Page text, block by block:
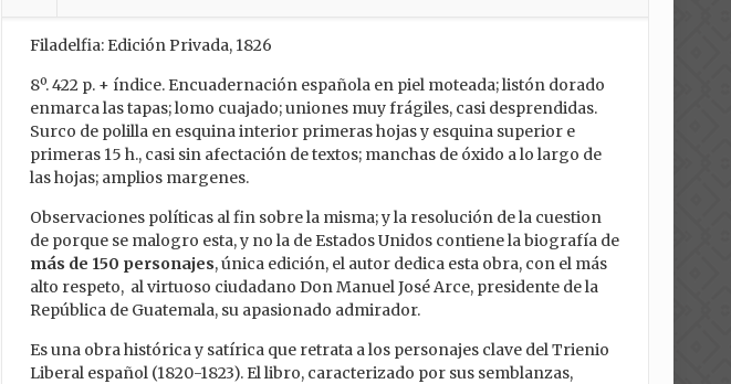
Filadelfia: Edición Privada, 1826
8º. 422 p. + índice. Encuadernación española en piel moteada; listón dorado
enmarca las tapas; lomo cuajado; uniones muy frágiles, casi desprendidas.
Surco de polilla en esquina interior primeras hojas y esquina superior e
primeras 15 h., casi sin afectación de textos; manchas de óxido a lo largo de
las hojas; amplios margenes.
Observaciones políticas al fin sobre la misma; y la resolución de la cuestion
de porque se malogro esta, y no la de Estados Unidos contiene la biografía de
más de 150 personajes, única edición, el autor dedica esta obra, con el más
alto respeto, al virtuoso ciudadano Don Manuel José Arce, presidente de la
República de Guatemala, su apasionado admirador.
Es una obra histórica y satírica que retrata a los personajes clave del Trienio
Liberal español (1820-1823). El libro, caracterizado por sus semblanzas,